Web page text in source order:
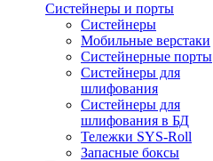
Систейнеры и порты
Систейнеры
Мобильные верстаки
Систейнерные порты
Систейнеры для
шлифования
Систейнеры для
шлифования в БД
Тележки SYS-Roll
Запасные боксы